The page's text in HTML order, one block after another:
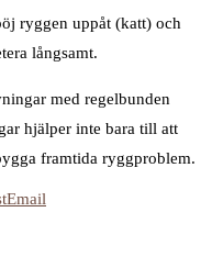
ryggen uppåt (katt) och
långsamt.
med regelbunden
hjälper inte bara till att
framtida ryggproblem.
Email